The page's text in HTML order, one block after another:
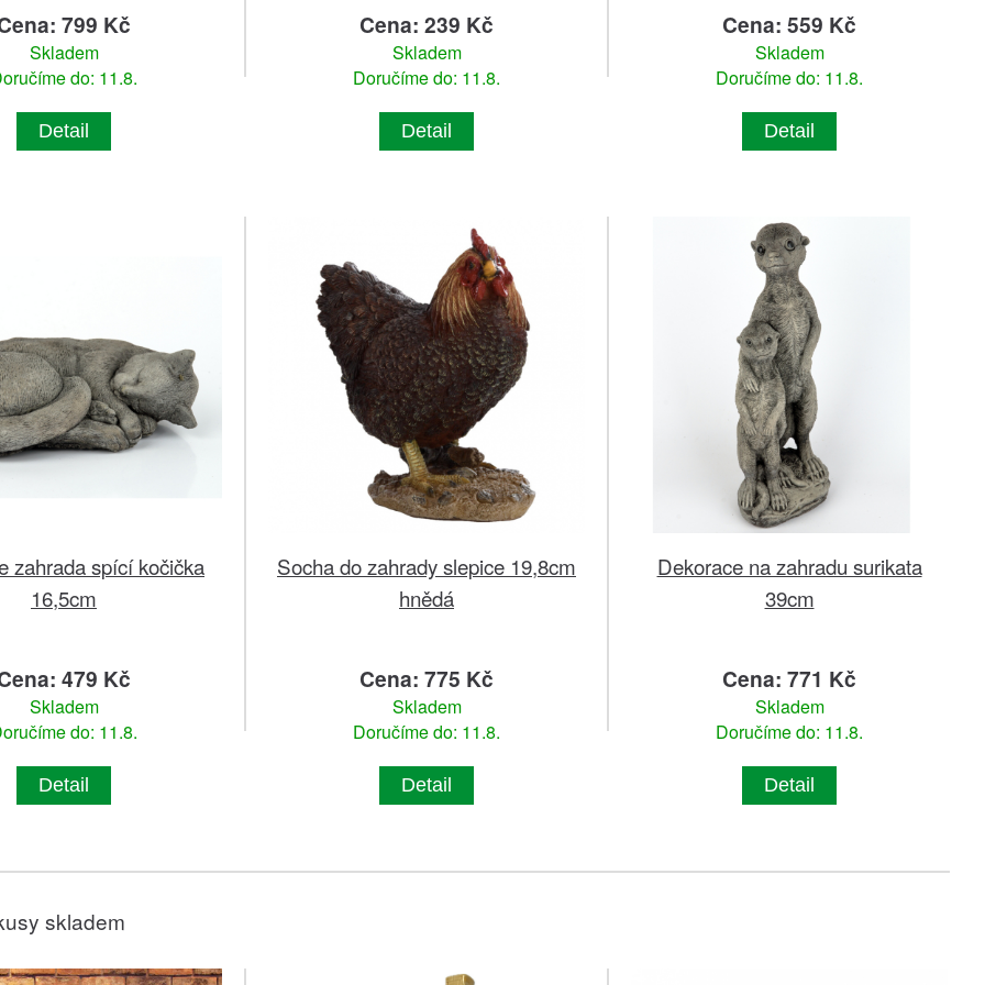
799 Kč
Skladem
do: 11.8.
Detail
Cena: 239 Kč
Skladem
Doručíme do: 11.8.
Detail
Cena: 559 Kč
Skladem
Doručíme do: 11.8.
Detail
zahrada spící kočička
16,5cm
479 Kč
Skladem
do: 11.8.
Detail
Socha do zahrady slepice 19,8cm
hnědá
Cena: 775 Kč
Skladem
Doručíme do: 11.8.
Detail
Dekorace na zahradu surikata
39cm
Cena: 771 Kč
Skladem
Doručíme do: 11.8.
Detail
skladem